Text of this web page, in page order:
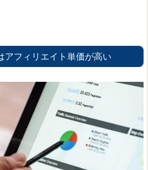
アフィリエイト単価が高い